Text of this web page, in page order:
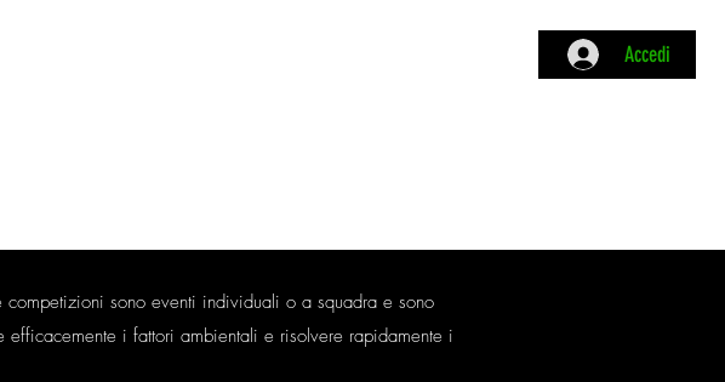
Accedi
sono eventi individuali o a squadra e sono
i fattori ambientali e risolvere rapidamente i